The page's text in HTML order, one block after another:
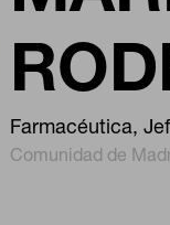
Farmacéutica,
Comunidad de